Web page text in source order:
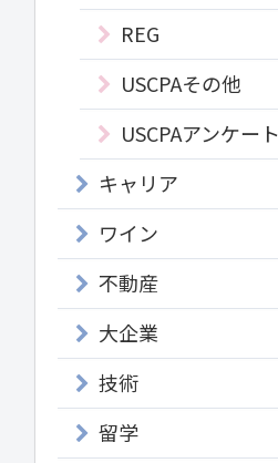
REG
USCPAその他
USCPAアンケート
キャリア
ワイン
不動産
大企業
技術
留学